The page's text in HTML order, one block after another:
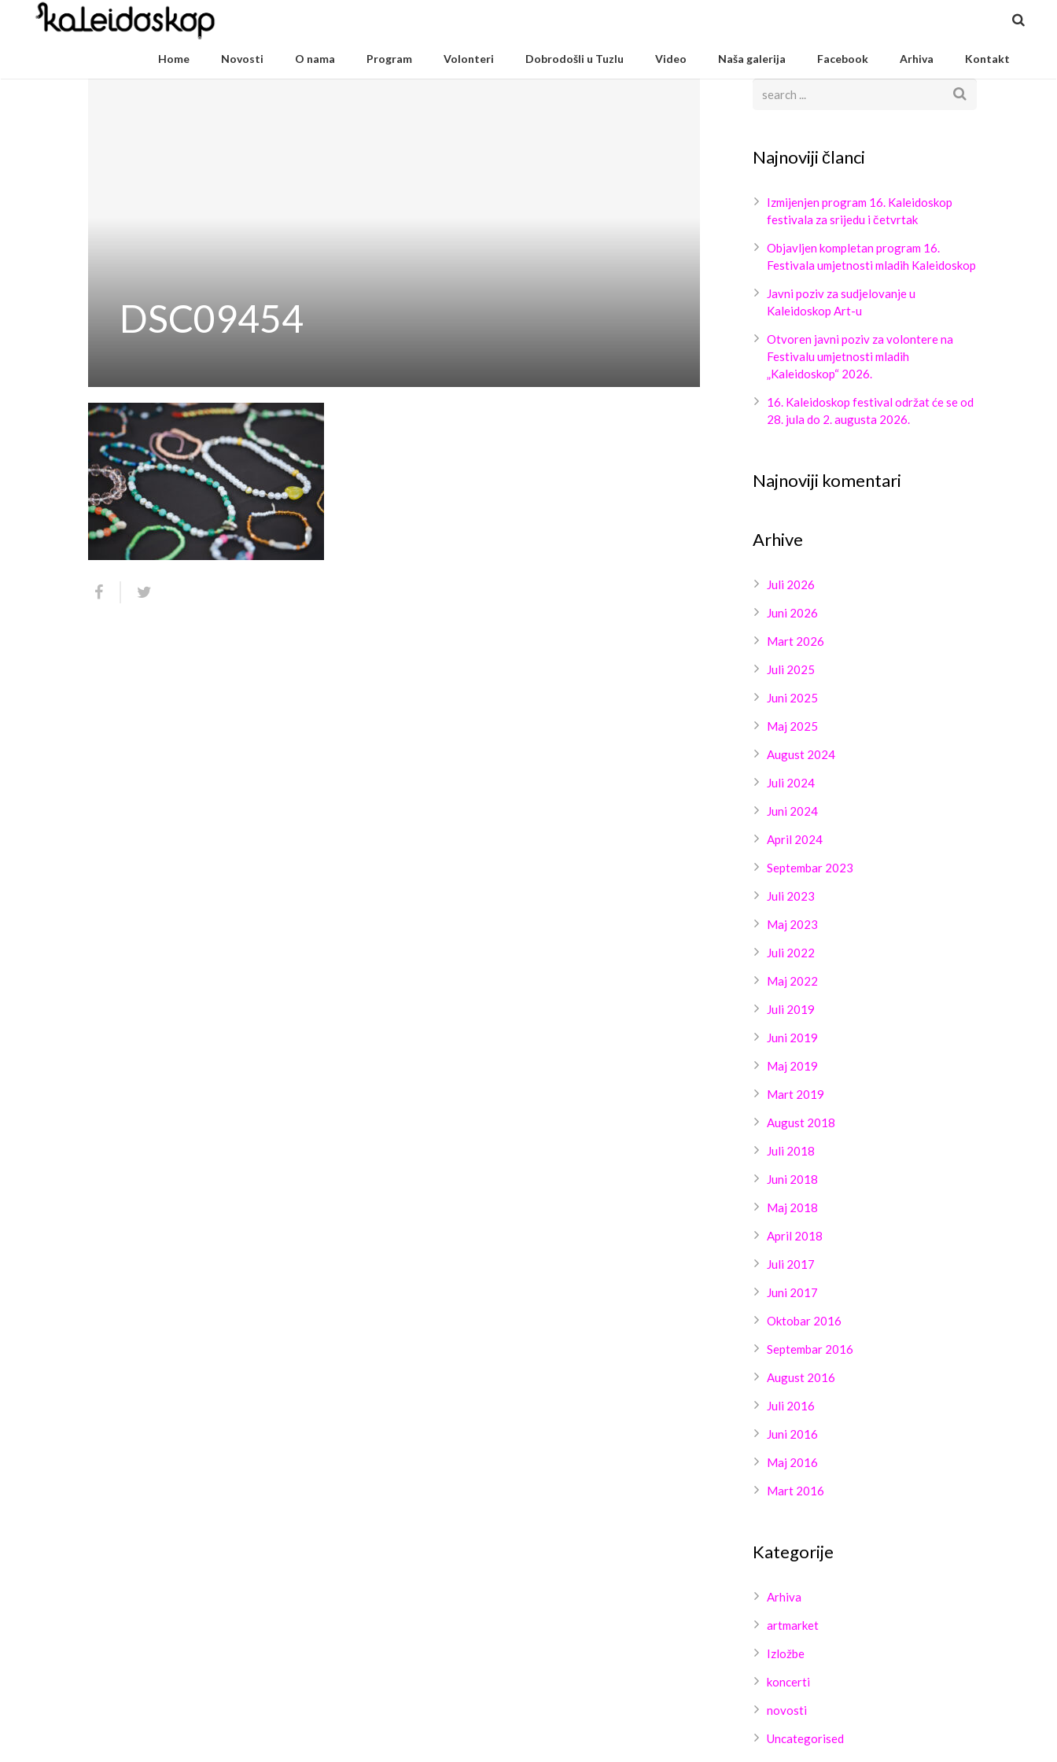
Home Novosti O nama Program Volonteri Dobrodošli u Tuzlu Video Naša galerija Facebook Arhiva Kontakt
DSC09454
Najnoviji članci
Izmijenjen program 16. Kaleidoskop
festivala za srijedu i četvrtak
Objavljen kompletan program 16.
Festivala umjetnosti mladih Kaleidoskop
Javni poziv za sudjelovanje u
Kaleidoskop Art-u
Otvoren javni poziv za volontere na
Festivalu umjetnosti mladih
„Kaleidoskop“ 2026.
16. Kaleidoskop festival održat će se od
28. jula do 2. augusta 2026.
Najnoviji komentari
Arhive
Juli 2026
Juni 2026
Mart 2026
Juli 2025
Juni 2025
Maj 2025
August 2024
Juli 2024
Juni 2024
April 2024
Septembar 2023
Juli 2023
Maj 2023
Juli 2022
Maj 2022
Juli 2019
Juni 2019
Maj 2019
Mart 2019
August 2018
Juli 2018
Juni 2018
Maj 2018
April 2018
Juli 2017
Juni 2017
Oktobar 2016
Septembar 2016
August 2016
Juli 2016
Juni 2016
Maj 2016
Mart 2016
Kategorije
Arhiva
artmarket
Izložbe
koncerti
novosti
Uncategorised